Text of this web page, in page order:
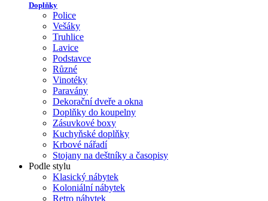
Doplňky
Police
Vešáky
Truhlice
Lavice
Podstavce
Různé
Vinotéky
Paravány
Dekorační dveře a okna
Doplňky do koupelny
Zásuvkové boxy
Kuchyňské doplňky
Krbové nářadí
Stojany na deštníky a časopisy
Podle stylu
Klasický nábytek
Koloniální nábytek
Retro nábytek